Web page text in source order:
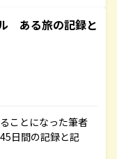
ある旅の記録と
ことになった筆者
日間の記録と記